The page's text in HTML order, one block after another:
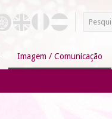
Imagem / Comunicação